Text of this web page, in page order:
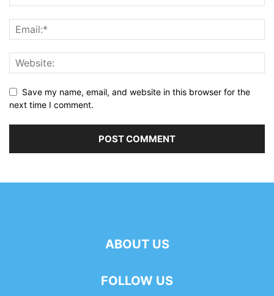
Save my name, email, and website in this browser for the
next time I comment.
ABOUT US
FOLLOW US